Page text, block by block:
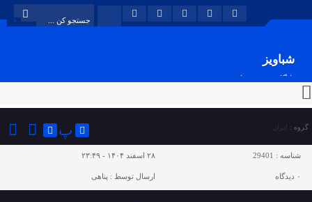
شباویز
پایگاه خبری شباویز
گروه : پ
شناسه : 29401 ۲۸ اسفند ۱۴۰۴ - ۲۳:۴۹
۰ دیدگاه ارسال توسط : پناهی